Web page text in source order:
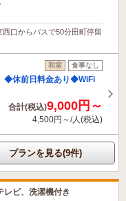
口からバスで50分田町停留
和室 食事なし
◆休前日料金あり◆WiFi
合計(税込)9,000円～
4,500円～/人(税込)
プランを見る(9件)
ビ、洗濯機付き